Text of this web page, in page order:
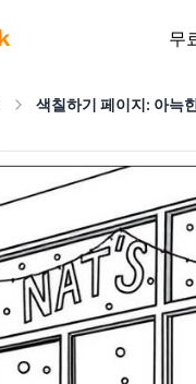
무
색칠하기 페이지: 아늑